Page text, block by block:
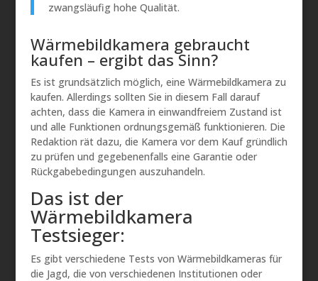
zwangsläufig hohe Qualität.
Wärmebildkamera gebraucht
kaufen – ergibt das Sinn?
Es ist grundsätzlich möglich, eine Wärmebildkamera zu
kaufen. Allerdings sollten Sie in diesem Fall darauf
achten, dass die Kamera in einwandfreiem Zustand ist
und alle Funktionen ordnungsgemäß funktionieren. Die
Redaktion rät dazu, die Kamera vor dem Kauf gründlich
zu prüfen und gegebenenfalls eine Garantie oder
Rückgabebedingungen auszuhandeln.
Das ist der
Wärmebildkamera
Testsieger:
Es gibt verschiedene Tests von Wärmebildkameras für
die Jagd, die von verschiedenen Institutionen oder